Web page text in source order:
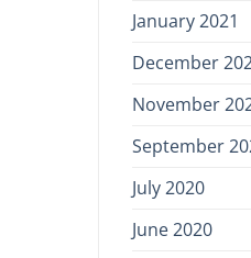
January 2021
December
November
September
July 2020
June 2020